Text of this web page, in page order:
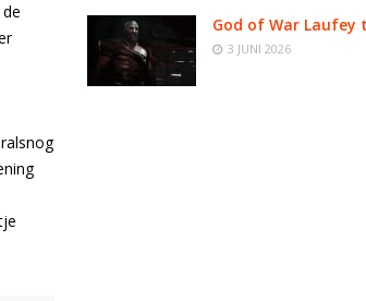
God of War Laufey
3 JUNI 2026